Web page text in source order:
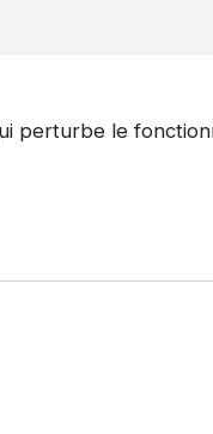
perturbe le